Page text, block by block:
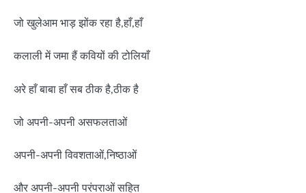
जो खुलेआम भाड़ झोंक रहा है,हाँ,हाँ
कलाली में जमा हैं कवियों की टोलियाँ
अरे हाँ बाबा हाँ सब ठीक है,ठीक है
जो अपनी-अपनी असफलताओं
अपनी-अपनी विवशताओं,निष्ठाओं
और अपनी-अपनी परंपराओं सहित